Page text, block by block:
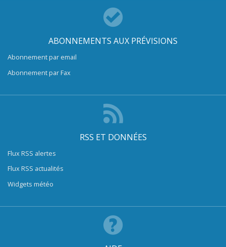
ABONNEMENTS AUX PRÉVISIONS
Abonnement par email
Abonnement par Fax
RSS ET DONNÉES
Flux RSS alertes
Flux RSS actualités
Widgets météo